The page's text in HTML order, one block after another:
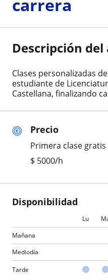
Precio
Primera clase gratis
$ 5000/h
Disponibilidad
Lu
Mañana
Mediodía
Tarde
carrera
Descripción
Clases personalizadas
estudiante de
Castellana, finalizando